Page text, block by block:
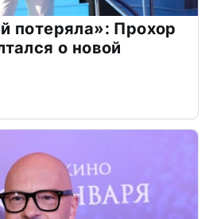
потеряла»: Прохор
о новой